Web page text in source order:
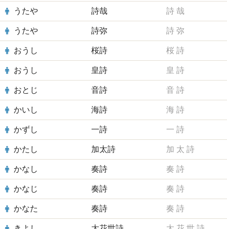
うたや 詩哉 詩 哉
うたや 詩弥 詩 弥
おうし 桜詩 桜 詩
おうし 皇詩 皇 詩
おとじ 音詩 音 詩
かいし 海詩 海 詩
かずし 一詩 一 詩
かたし 加太詩 加 太 詩
かなし 奏詩 奏 詩
かなじ 奏詩 奏 詩
かなた 奏詩 奏 詩